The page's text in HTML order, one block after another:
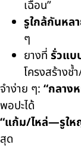
เฉือน”
รูใกล้กันหล
ๆ
ยางที่ รั่วแบ
โครงสร้างช้
จำง่าย ๆ: “กลาง
พอปะได้
“แก้ม/ไหล่—รูให
สุด